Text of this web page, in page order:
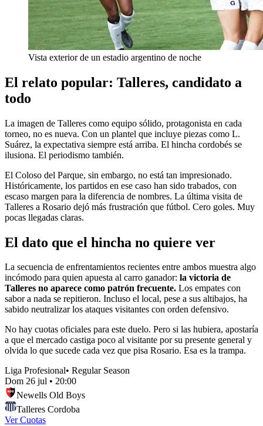
Vista exterior de un estadio argentino de noche
El relato popular: Talleres, candidato a
todo
La imagen de Talleres como equipo sólido, protagonista en cada
torneo, no es nueva. Con un plantel que incluye piezas como L.
Suárez, la expectativa siempre está arriba. El hincha cordobés se
ilusiona. El periodismo también.
El Coloso del Parque, sin embargo, no está tan impresionado.
Históricamente, los partidos en ese caso han sido trabados, con
escaso margen para la diferencia de nombres. La última visita de
Talleres a Rosario dejó más frustración que fútbol. Cero goles. Muy
pocas llegadas claras.
El dato que el hincha no quiere ver
La secuencia de enfrentamientos recientes entre ambos muestra algo
incómodo para quien apuesta al carro ganador: la victoria de
Talleres no aparece como patrón frecuente. Los empates con
sabor a nada se repitieron. Incluso el local, pese a sus altibajos, ha
sabido neutralizar los ataques visitantes con orden defensivo.
No hay cuotas oficiales para este duelo. Pero si las hubiera, apostaría
a que el mercado castiga poco al visitante por su presente general y
olvida lo que sucede cada vez que pisa Rosario. Esa es la trampa.
Liga Profesional• Regular Season
Dom 26 jul • 20:00
Newells Old Boys
Talleres Cordoba
Ver Cuotas